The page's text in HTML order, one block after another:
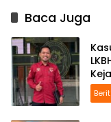
Baca Juga